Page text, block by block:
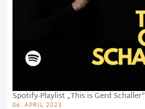
Spotify-Playlist „This is Gerd Schaller”
06. APRIL 2023